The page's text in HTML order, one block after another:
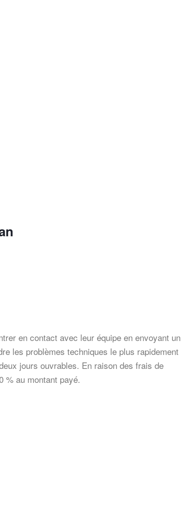
en contact avec leur équipe en envoyant un
les problèmes techniques le plus rapidement
jours ouvrables. En raison des frais de
% au montant payé.